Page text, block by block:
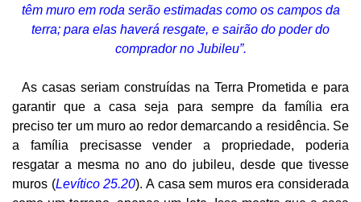
têm muro em roda serão estimadas como os campos da
terra; para elas haverá resgate, e sairão do poder do
comprador no Jubileu”.
As casas seriam construídas na Terra Prometida e para
garantir que a casa seja para sempre da família era
preciso ter um muro ao redor demarcando a residência. Se
a família precisasse vender a propriedade, poderia
resgatar a mesma no ano do jubileu, desde que tivesse
muros (Levítico 25.20). A casa sem muros era considerada